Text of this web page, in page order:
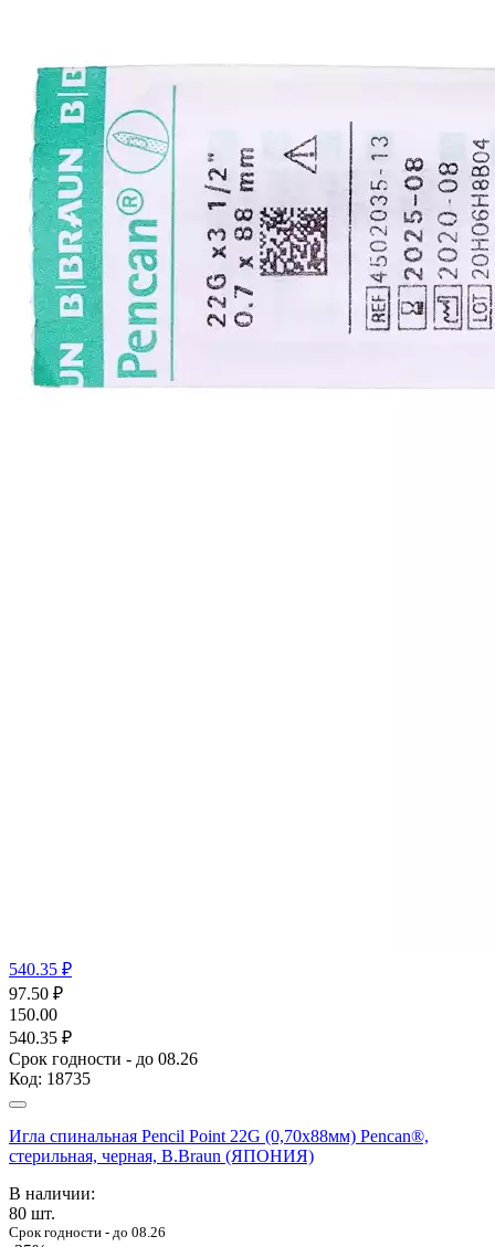
540.35 ₽
97.50 ₽
150.00
540.35 ₽
Срок годности - до 08.26
Код: 18735
Игла спинальная Pencil Point 22G (0,70х88мм) Pencan®,
стерильная, черная, B.Braun (ЯПОНИЯ)
В наличии:
80 шт.
Срок годности - до 08.26